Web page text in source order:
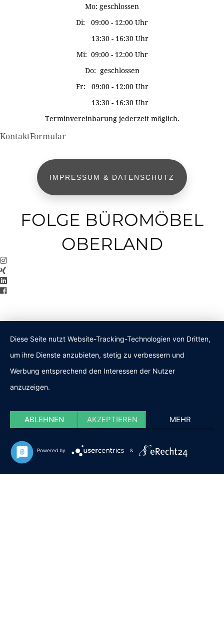
Mo: geschlossen
Di: 09:00 - 12:00 Uhr
13:30 - 16:30 Uhr
Mi: 09:00 - 12:00 Uhr
Do: geschlossen
Fr: 09:00 - 12:00 Uhr
13:30 - 16:30 Uhr
Terminvereinbarung jederzeit möglich.
KontaktFormular
IMPRESSUM & DATENSCHUTZ
FOLGE BÜROMÖBEL
OBERLAND
Diese Seite nutzt Website-Tracking-Technologien von Dritten,
um ihre Dienste anzubieten, stetig zu verbessern und
Werbung entsprechend den Interessen der Nutzer
anzuzeigen.
ABLEHNEN AKZEPTIEREN MEHR
Powered by &